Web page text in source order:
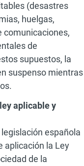
(desastres
huelgas,
comunicaciones,
de
supuestos, la
suspenso mientras
aplicable y
española
aplicación la Ley
de la